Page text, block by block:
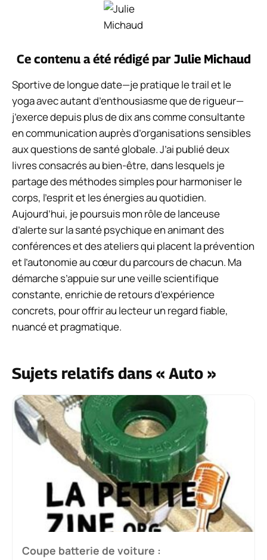
Ce contenu a été rédigé par Julie Michaud
Sportive de longue date—je pratique le trail et le
yoga avec autant d’enthousiasme que de rigueur—
j’exerce depuis plus de dix ans comme consultante
en communication auprès d’organisations sensibles
aux questions de santé globale. J’ai publié deux
livres consacrés au bien-être, dans lesquels je
partage des méthodes simples pour harmoniser le
corps, l’esprit et les énergies au quotidien.
Aujourd’hui, je poursuis mon rôle de lanceuse
d’alerte sur la santé psychique en animant des
conférences et des ateliers qui placent la prévention
et l’autonomie au cœur du parcours de chacun. Ma
démarche s’appuie sur une veille scientifique
constante, enrichie de retours d’expérience
concrets, pour offrir au lecteur un regard fiable,
nuancé et pragmatique.
Sujets relatifs dans « Auto »
Coupe batterie de voiture :